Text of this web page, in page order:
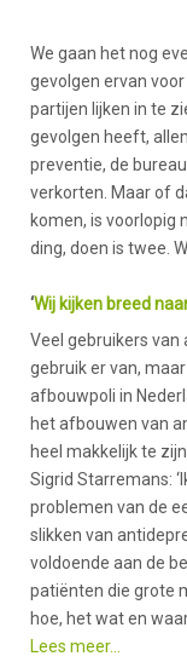
We gaan het nog
gevolgen ervan
partijen lijken in te
gevolgen heeft,
preventie, de
verkorten. Maar of
komen, is voorlopig
ding, doen is twee.
‘Wij kijken breed
Veel gebruikers
gebruik er van,
afbouwpoli in
het afbouwen van
heel makkelijk te
Sigrid Starremans:
problemen van de
slikken van
voldoende aan de
patiënten die grote
hoe, het wat en
Lees meer…